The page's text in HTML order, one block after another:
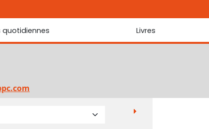
quotidiennes Livres
Bibliothèque